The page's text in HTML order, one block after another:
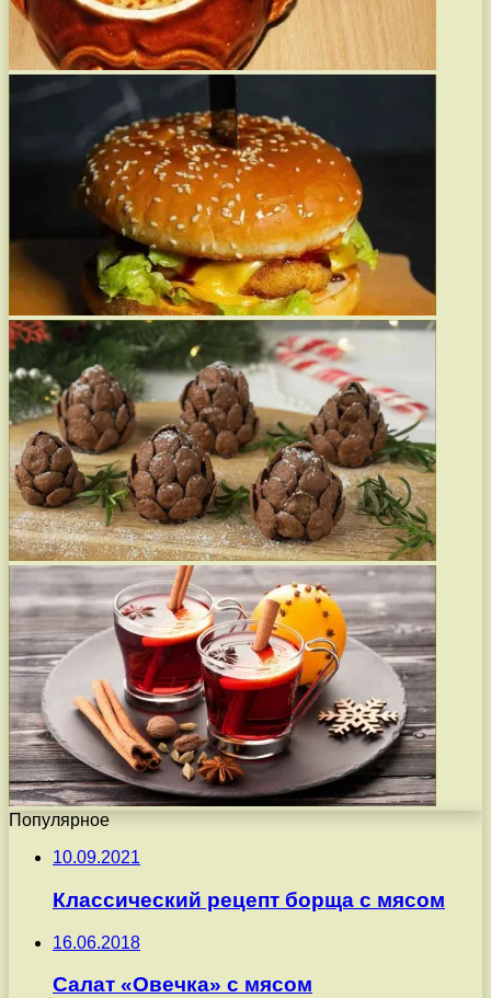
Популярное
10.09.2021
Классический рецепт борща с мясом
16.06.2018
Салат «Овечка» с мясом